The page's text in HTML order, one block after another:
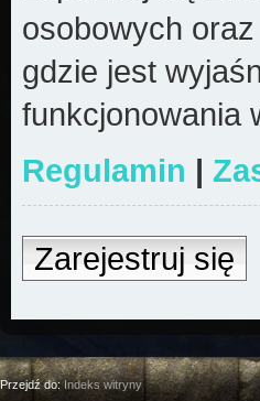
osobowych
gdzie jest
funkcjonowania
Regulamin |
Zarejestruj się
Przejdź do:Indeks witryny